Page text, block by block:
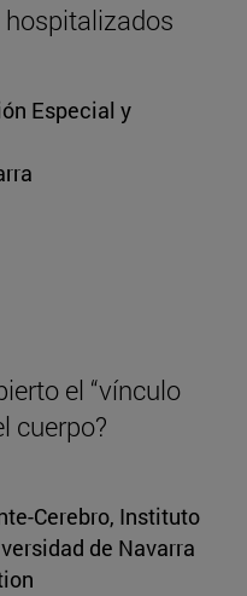
hospitalizados
Especial y
el “vínculo
cuerpo?
Cerebro, Instituto
de Navarra